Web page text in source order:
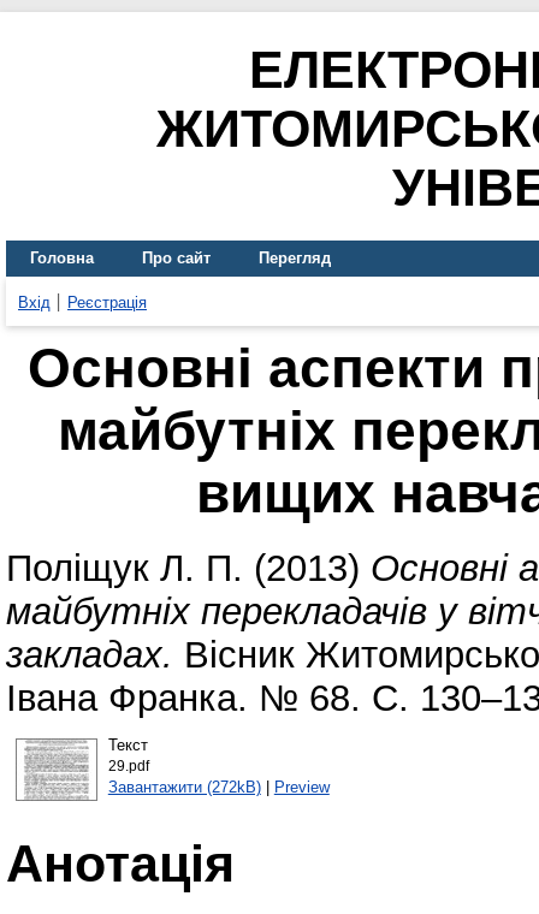
Головна Про сайт Перегляд
Вхід Реєстрація
Основні аспекти
майбутніх
вищих
Поліщук Л. П. (2013) Основні
майбутніх перекладачів у
закладах. Вісник
Івана Франка. № 68. С.
Текст
29.pdf
Завантажити (272kB)| Preview
Анотація